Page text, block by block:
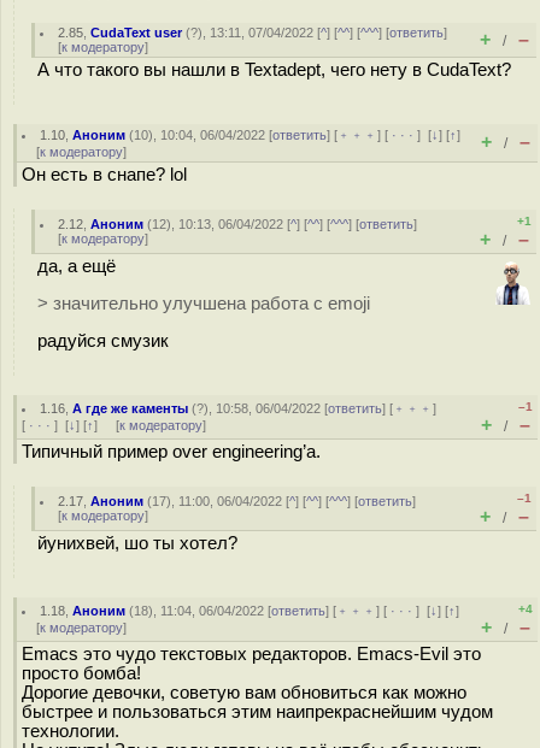
2.85 ,CudaText user(?), 13:11, 07/04/2022 [^] [^^] [^^^] [ответить]
[к модератору] + / –
А что такого вы нашли в Textadept, чего нету в CudaText?
1.10 ,Аноним (10), 10:04, 06/04/2022 [ответить] [ ﹢﹢﹢] [ · · ·][↓] [↑]
[к модератору] + / –
Он есть в снапе? lol
2.12 ,Аноним (12), 10:13, 06/04/2022 [^] [^^] [^^^] [ответить]
[к модератору]
+1
+ / –
да, а ещё
> значительно улучшена работа с emoji
радуйся смузик
1.16 ,А где же каменты (?), 10:58, 06/04/2022 [ответить] [ ﹢﹢﹢]
[ · · · ] [↓] [↑] [к модератору]
–1
+ / –
Типичный пример over engineering’a.
2.17 ,Аноним (17), 11:00, 06/04/2022 [^] [^^] [^^^] [ответить]
[к модератору]
–1
+ / –
йунихвей, шо ты хотел?
1.18 ,Аноним (18), 11:04, 06/04/2022 [ответить] [ ﹢﹢﹢] [ · · ·][↓] [↑]
[к модератору]
+4
+ / –
Emacs это чудо текстовых редакторов. Emacs-Evil это
просто бомба!
Дорогие девочки, советую вам обновиться как можно
быстрее и пользоваться этим наипрекраснейшим чудом
технологии.